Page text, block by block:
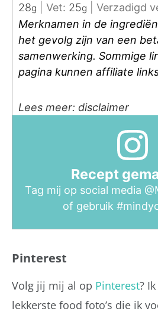
28g Vet: 25g Verzadigd
Merknamen in de ingrediëntenlijst kunnen
het gevolg zijn van een
samenwerking. Sommige
pagina kunnen affiliate
Lees meer: disclaimer
Recept
Tag mij op social media
of gebruik
Pinterest
Volg jij mij al op Pinterest?
lekkerste food foto’s die ik